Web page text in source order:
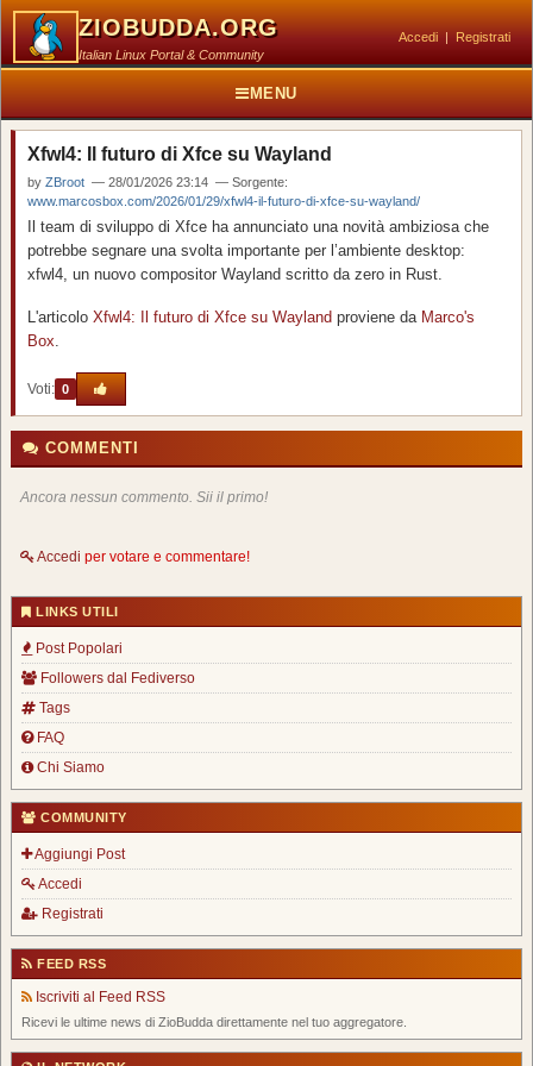
ZIOBUDDA.ORG
Italian Linux Portal & Community
Accedi | Registrati
MENU
Xfwl4: Il futuro di Xfce su Wayland
by ZBroot — 28/01/2026 23:14 — Sorgente:
www.marcosbox.com/2026/01/29/xfwl4-il-futuro-di-xfce-su-wayland/
Il team di sviluppo di Xfce ha annunciato una novità ambiziosa che
potrebbe segnare una svolta importante per l’ambiente desktop:
xfwl4, un nuovo compositor Wayland scritto da zero in Rust.
L'articolo Xfwl4: Il futuro di Xfce su Wayland proviene da Marco's
Box.
Voti: 0
COMMENTI
Ancora nessun commento. Sii il primo!
Accedi per votare e commentare!
LINKS UTILI
Post Popolari
Followers dal Fediverso
Tags
FAQ
Chi Siamo
COMMUNITY
Aggiungi Post
Accedi
Registrati
FEED RSS
Iscriviti al Feed RSS
Ricevi le ultime news di ZioBudda direttamente nel tuo aggregatore.